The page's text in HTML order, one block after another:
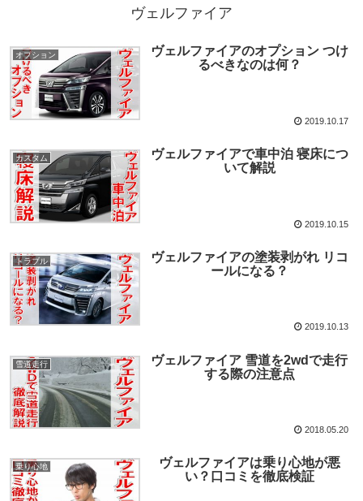
ヴェルファイア
オプション
ヴェルファイアのオプション つけ
るべきなのは何？
2019.10.17
カスタム
ヴェルファイアで車中泊 寝床につ
いて解説
2019.10.15
トラブル
ヴェルファイアの塗装剥がれ リコ
ールになる？
2019.10.13
雪道走行
ヴェルファイア 雪道を2wdで走行
する際の注意点
2018.05.20
乗り心地
ヴェルファイアは乗り心地が悪
い？口コミを徹底検証